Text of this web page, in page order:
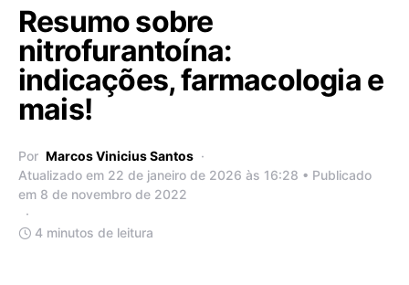
Resumo sobre
nitrofurantoína:
indicações, farmacologia e
mais!
Por Marcos Vinicius Santos
Atualizado em 22 de janeiro de 2026 às 16:28 • Publicado
em 8 de novembro de 2022
4 minutos de leitura